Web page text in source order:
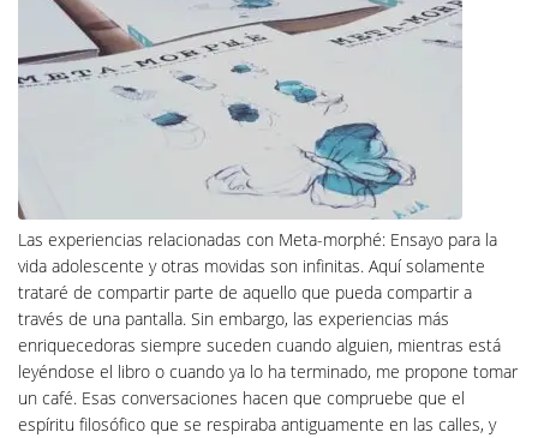
Las experiencias relacionadas con Meta-morphé: Ensayo para la
vida adolescente y otras movidas son infinitas. Aquí solamente
trataré de compartir parte de aquello que pueda compartir a
través de una pantalla. Sin embargo, las experiencias más
enriquecedoras siempre suceden cuando alguien, mientras está
leyéndose el libro o cuando ya lo ha terminado, me propone tomar
un café. Esas conversaciones hacen que compruebe que el
espíritu filosófico que se respiraba antiguamente en las calles, y